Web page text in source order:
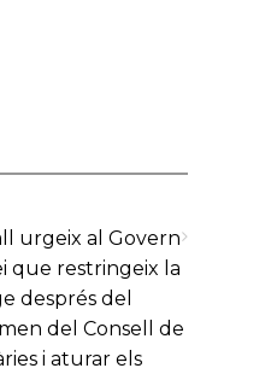
urgeix al Govern
que restringeix la
després del
del Consell de
i aturar els